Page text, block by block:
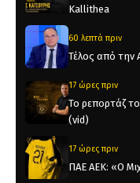
Kallithea
60 λεπτά πριν
Τέλος από την
17 ώρες πριν
Το ρεπορτάζ
(vid)
17 ώρες πριν
ΠΑΕ ΑΕΚ: «Ο